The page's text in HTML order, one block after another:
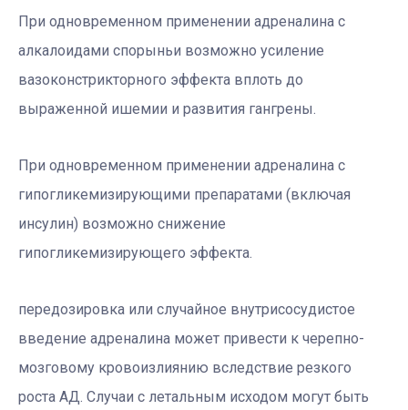
При одновременном применении адреналина с
алкалоидами спорыньи возможно усиление
вазоконстрикторного эффекта вплоть до
выраженной ишемии и развития гангрены.
При одновременном применении адреналина c
гипогликемизирующими препаратами (включая
инсулин) возможно снижение
гипогликемизирующего эффекта.
передозировка или случайное внутрисосудистое
введение адреналина может привести к черепно-
мозговому кровоизлиянию вследствие резкого
роста АД. Случаи с летальным исходом могут быть